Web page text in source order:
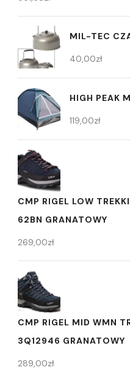
MIL-TEC
40,00zł
HIGH PEAK
119,00zł
CMP RIGEL LOW
62BN GRANATOWY
269,00zł
CMP RIGEL MID WMN
3Q12946 GRANATOWY
289,00zł